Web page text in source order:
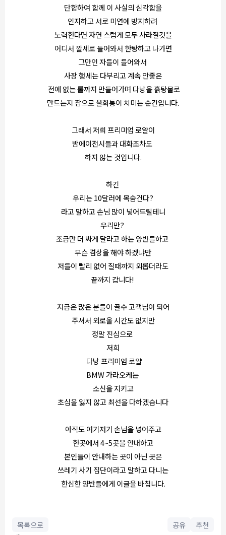
단합하여 함께 이 사실의 심각함을
인지하고 서로 미연에 방지하려
노력한다면 자연 스럽게 모두 사라질것을
어디서 깔세로 들어와서 한탕하고 나가면
그만인 자들이 들어와서
사장 행세는 다부리고 계속 안좋은
전에 없는 룰까지 만들어가며 다낭을 흙탕물로
만드는지 참으로 울화통이 치미는 순간입니다.
그래서 저희 프리미엄 로얄이
밤에이전시들과 대화조차도
하지 않는 것입니다.
하긴
우리는 10달러에 목숨건다?
라고 말하고 손님 많이 넣어드릴테니
우리만?
조금만 더 싸게 달라고 하는 양반들하고
무슨 겸상을 해야 하겠냐만
저들이 빨리 없어 질때까지 외롭더라도
끝까지 갑니다!
지금은 많은 분들이 골수 고객님이 되어
주셔서 외로울 시간도 없지만
정말 진심으로
저희
다낭 프리미엄 로얄
BMW 가라오케는
소신을 지키고
초심을 잃지 않고 최선을 다하겠습니다
아직도 여기저기 손님을 넣어주고
한곳에서 4~5곳을 안내하고
본인들이 안내하는 곳이 아닌 곳은
쓰레기 사기 집단이라고 말하고 다니는
한심한 양반들에게 이글을 바칩니다.
목록으로 공유 추천